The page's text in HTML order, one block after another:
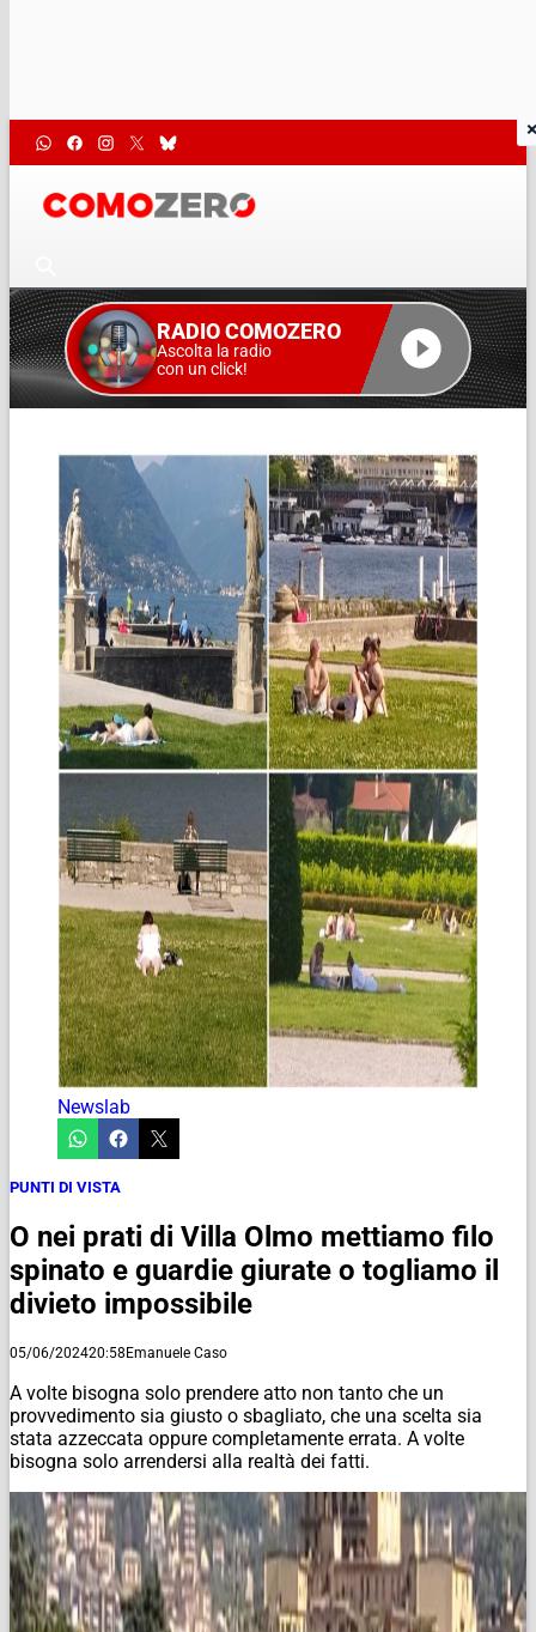
RADIO COMOZERO
Ascolta la radio
con un click!
Newslab
PUNTI DI VISTA
O nei prati di Villa Olmo mettiamo filo
spinato e guardie giurate o togliamo il
divieto impossibile
05/06/202420:58Emanuele Caso
A volte bisogna solo prendere atto non tanto che un
provvedimento sia giusto o sbagliato, che una scelta sia
stata azzeccata oppure completamente errata. A volte
bisogna solo arrendersi alla realtà dei fatti.